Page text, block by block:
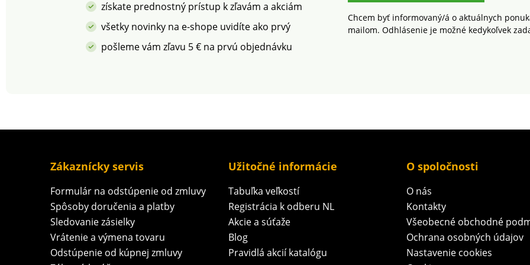
práčke.
získate prednostný prístup k zľavám a akciám
všetky novinky na e-shope uvidíte ako prvý
pošleme vám zľavu 5 € na prvú objednávku
Chcem byť informovaný/á o aktuálnych
mailom. Odhlásenie je možné kedykoľvek
Zákaznícky servis
Formulár na odstúpenie od zmluvy
Spôsoby doručenia a platby
Sledovanie zásielky
Vrátenie a výmena tovaru
Odstúpenie od kúpnej zmluvy
Užitočné informácie
Tabuľka veľkostí
Registrácia k odberu NL
Akcie a súťaže
Blog
Pravidlá akcií katalógu
O spoločnosti
O nás
Kontakty
Všeobecné obchodné
Ochrana osobných údajov
Nastavenie cookies